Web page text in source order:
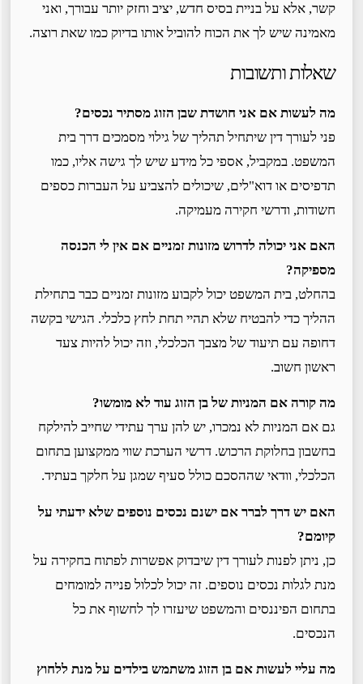
קשר, אלא על בניית בסיס חדש, יציב וחזק יותר עבורך, ואני
מאמינה שיש לך את הכוח להוביל אותו בדיוק כמו שאת רוצה.
שאלות ותשובות
מה לעשות אם אני חושדת שבן הזוג מסתיר נכסים?
פני לעורך דין שיתחיל תהליך של גילוי מסמכים דרך בית
המשפט. במקביל, אספי כל מידע שיש לך גישה אליו, כמו
תדפיסים או דוא"לים, שיכולים להצביע על העברות כספים
חשודות, ודרשי חקירה מעמיקה.
האם אני יכולה לדרוש מזונות זמניים אם אין לי הכנסה
מספיקה?
בהחלט, בית המשפט יכול לקבוע מזונות זמניים כבר בתחילת
ההליך כדי להבטיח שלא תהיי תחת לחץ כלכלי. הגישי בקשה
דחופה עם תיעוד של מצבך הכלכלי, וזה יכול להיות צעד
ראשון חשוב.
מה קורה אם המניות של בן הזוג עוד לא מומשו?
גם אם המניות לא נמכרו, יש להן ערך עתידי שחייב להילקח
בחשבון בחלוקת הרכוש. דרשי הערכת שווי ממקצוען בתחום
הכלכלי, וודאי שההסכם כולל סעיף שמגן על חלקך בעתיד.
האם יש דרך לברר אם ישנם נכסים נוספים שלא ידעתי על
קיומם?
כן, ניתן לפנות לעורך דין שיבדוק אפשרות לפתוח בחקירה על
מנת לגלות נכסים נוספים. זה יכול לכלול פנייה למומחים
בתחום הפיננסים והמשפט שיעזרו לך לחשוף את כל
הנכסים.
מה עליי לעשות אם בן הזוג משתמש בילדים על מנת ללחוץ